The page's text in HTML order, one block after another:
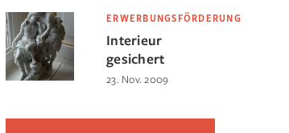
ERWERBUNGSFÖRDERUNG
Interieur
gesichert
23. Nov. 2009